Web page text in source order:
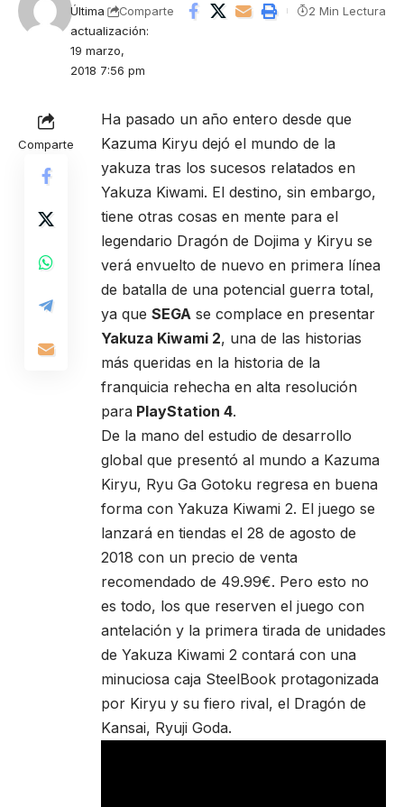
Última
actualización:
19 marzo,
2018 7:56 pm
Comparte 2 Min Lectura
Comparte
Ha pasado un año entero desde que
Kazuma Kiryu dejó el mundo de la
yakuza tras los sucesos relatados en
Yakuza Kiwami. El destino, sin embargo,
tiene otras cosas en mente para el
legendario Dragón de Dojima y Kiryu se
verá envuelto de nuevo en primera línea
de batalla de una potencial guerra total,
ya que SEGA se complace en presentar
Yakuza Kiwami 2, una de las historias
más queridas en la historia de la
franquicia rehecha en alta resolución
para PlayStation 4.
De la mano del estudio de desarrollo
global que presentó al mundo a Kazuma
Kiryu, Ryu Ga Gotoku regresa en buena
forma con Yakuza Kiwami 2. El juego se
lanzará en tiendas el 28 de agosto de
2018 con un precio de venta
recomendado de 49.99€. Pero esto no
es todo, los que reserven el juego con
antelación y la primera tirada de unidades
de Yakuza Kiwami 2 contará con una
minuciosa caja SteelBook protagonizada
por Kiryu y su fiero rival, el Dragón de
Kansai, Ryuji Goda.